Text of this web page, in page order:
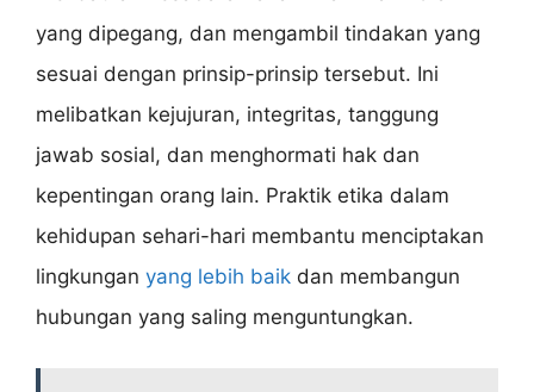
yang dipegang, dan mengambil tindakan yang
sesuai dengan prinsip-prinsip tersebut. Ini
melibatkan kejujuran, integritas, tanggung
jawab sosial, dan menghormati hak dan
kepentingan orang lain. Praktik etika dalam
kehidupan sehari-hari membantu menciptakan
lingkungan yang lebih baik dan membangun
hubungan yang saling menguntungkan.